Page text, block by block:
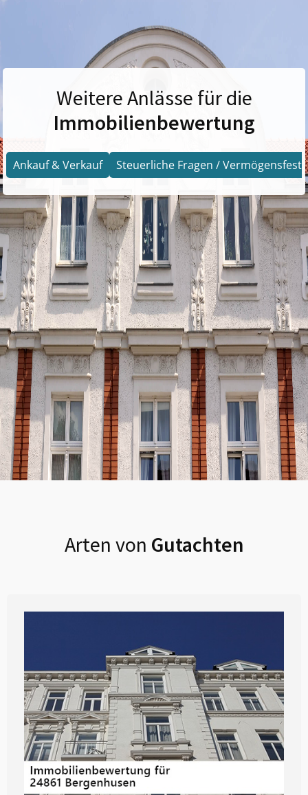
Weitere Anlässe für die
Immobilienbewertung
Ankauf & Verkauf Steuerliche Fragen /
Arten von Gutachten